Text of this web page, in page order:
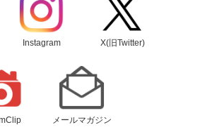
Instagram X(旧Twitter)
メールマガジン